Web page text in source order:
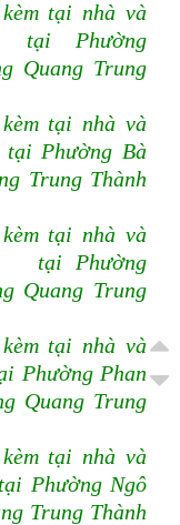
tại nhà và
tại Phường
Quang Trung
tại nhà và
Phường Bà
Trung Thành
tại nhà và
tại Phường
Quang Trung
tại nhà và
Phường Phan
Quang Trung
tại nhà và
Phường Ngô
Trung Thành